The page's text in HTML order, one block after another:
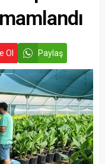
Ol Paylaş